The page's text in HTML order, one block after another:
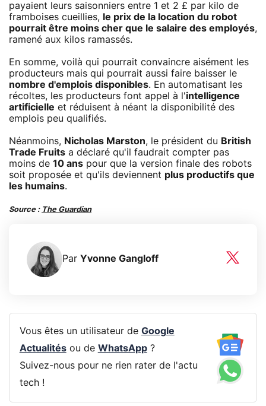
payaient leurs saisonniers entre 1 et 2 £ par kilo de
framboises cueillies, le prix de la location du robot
pourrait être moins cher que le salaire des employés,
ramené aux kilos ramassés.
En somme, voilà qui pourrait convaincre aisément les
producteurs mais qui pourrait aussi faire baisser le
nombre d'emplois disponibles. En automatisant les
récoltes, les producteurs font appel à l'intelligence
artificielle et réduisent à néant la disponibilité des
emplois peu qualifiés.
Néanmoins, Nicholas Marston, le président du British
Trade Fruits a déclaré qu'il faudrait compter pas
moins de 10 ans pour que la version finale des robots
soit proposée et qu'ils deviennent plus productifs que
les humains.
Source : The Guardian
Par Yvonne Gangloff
Vous êtes un utilisateur de Google
Actualitésou de WhatsApp?
Suivez-nous pour ne rien rater de l'actu
tech !